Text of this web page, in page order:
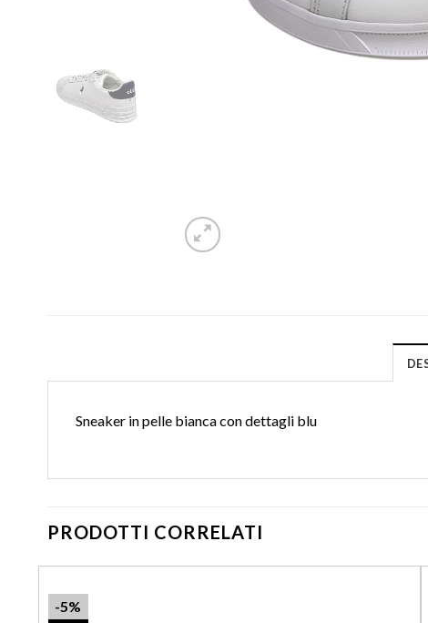
Sneaker in pelle bianca con dettagli blu
PRODOTTI CORRELATI
-5%